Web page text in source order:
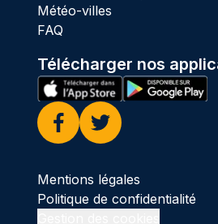
Météo-villes
FAQ
Télécharger nos
Facebook
Twitter
Mentions légales
Politique de confidentialité